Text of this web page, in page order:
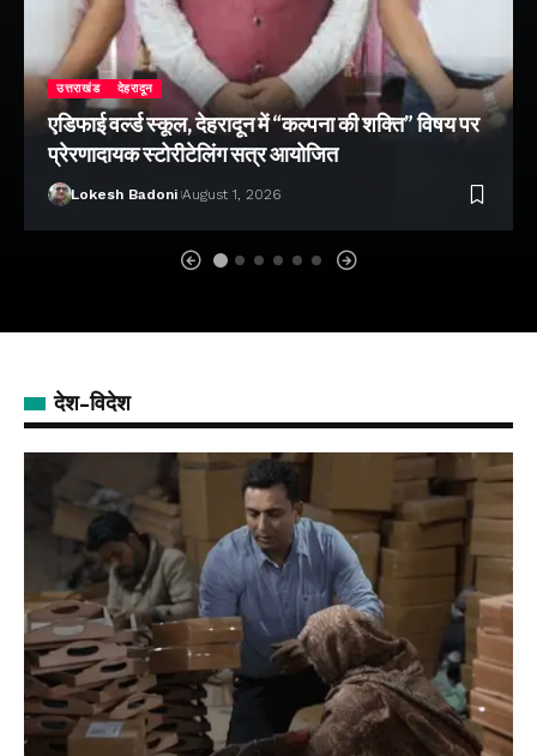
उत्तराखंड देहरादून
एडिफाई वर्ल्ड स्कूल, देहरादून में “कल्पना की शक्ति” विषय पर
प्रेरणादायक स्टोरीटेलिंग सत्र आयोजित
Lokesh Badoni August 1, 2026
देश-विदेश